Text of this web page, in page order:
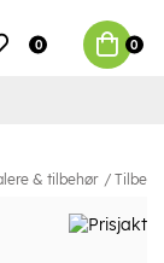
0 0
& tilbehør